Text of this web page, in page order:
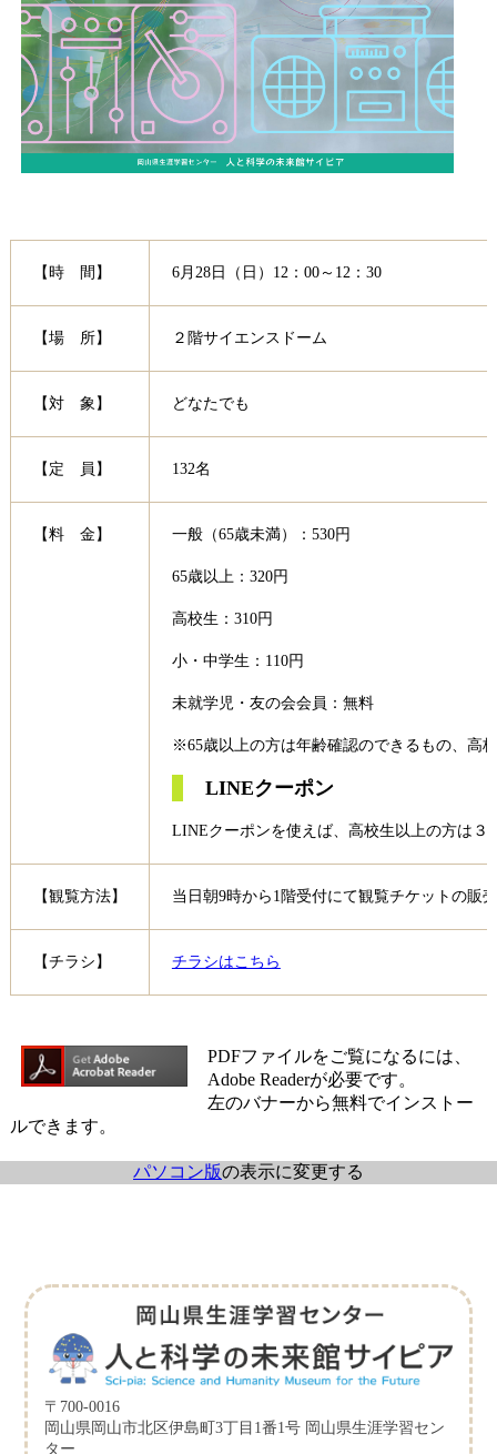
【時 間】 6月28日（日）12：00～12：30
【場 所】 ２階サイエンスドーム
【対 象】 どなたでも
【定 員】 132名
【料 金】 一般（65歳未満）：530円
65歳以上：320円
高校生：310円
小・中学生：110円
未就学児・友の会会員：無料
※65歳以上の方は年齢確認のできるもの、高
LINEクーポン
LINEクーポンを使えば、高校生以上の方は
【観覧方法】 当日朝9時から1階受付にて観覧チケットの販
【チラシ】 チラシはこちら
PDFファイルをご覧になるには、
Adobe Readerが必要です。
左のバナーから無料でインストー
ルできます。
パソコン版の表示に変更する
〒700-0016
岡山県岡山市北区伊島町3丁目1番1号 岡山県生涯学習セン
ター